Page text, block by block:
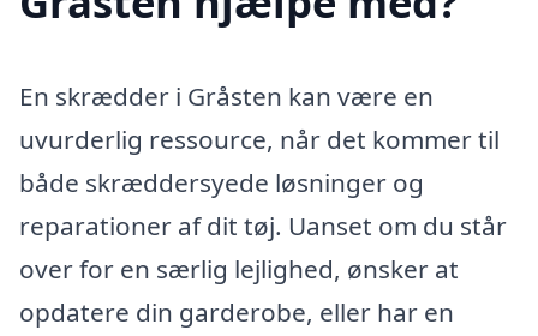
En skrædder i Gråsten kan være en
uvurderlig ressource, når det kommer til
både skræddersyede løsninger og
reparationer af dit tøj. Uanset om du står
over for en særlig lejlighed, ønsker at
opdatere din garderobe, eller har en